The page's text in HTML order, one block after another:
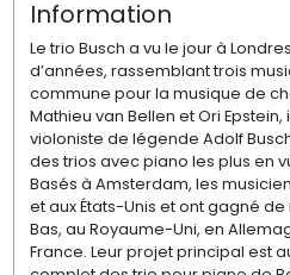
Information
Le trio Busch a vu le jour à
d’années, rassemblant trois
commune pour la musique de
Mathieu van Bellen et Ori
violoniste de légende Adolf
des trios avec piano les plus en
Basés à Amsterdam, les
et aux États-Unis et ont gagné
Bas, au Royaume-Uni, en
France. Leur projet principal est